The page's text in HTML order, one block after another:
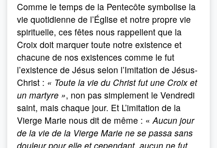
Comme le temps de la Pentecôte symbolise la
vie quotidienne de l’Église et notre propre vie
spirituelle, ces fêtes nous rappellent que la
Croix doit marquer toute notre existence et
chacune de nos existences comme le fut
l’existence de Jésus selon l’Imitation de Jésus-
Christ : « Toute la vie du Christ fut une Croix et
un martyre », non pas simplement le Vendredi
saint, mais chaque jour. Et L’imitation de la
Vierge Marie nous dit de même : «Aucun jour
de la vie de la Vierge Marie ne se passa sans
douleur pour elle et cependant, aucun ne fut